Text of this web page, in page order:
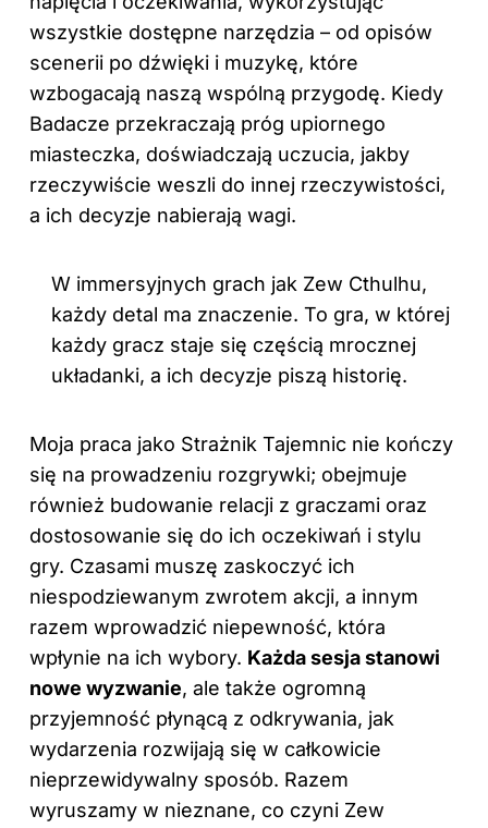
wszystkie dostępne narzędzia – od opisów
scenerii po dźwięki i muzykę, które
wzbogacają naszą wspólną przygodę. Kiedy
Badacze przekraczają próg upiornego
miasteczka, doświadczają uczucia, jakby
rzeczywiście weszli do innej rzeczywistości,
a ich decyzje nabierają wagi.
W immersyjnych grach jak Zew Cthulhu,
każdy detal ma znaczenie. To gra, w której
każdy gracz staje się częścią mrocznej
układanki, a ich decyzje piszą historię.
Moja praca jako Strażnik Tajemnic nie kończy
się na prowadzeniu rozgrywki; obejmuje
również budowanie relacji z graczami oraz
dostosowanie się do ich oczekiwań i stylu
gry. Czasami muszę zaskoczyć ich
niespodziewanym zwrotem akcji, a innym
razem wprowadzić niepewność, która
wpłynie na ich wybory. Każda sesja stanowi
nowe wyzwanie, ale także ogromną
przyjemność płynącą z odkrywania, jak
wydarzenia rozwijają się w całkowicie
nieprzewidywalny sposób. Razem
wyruszamy w nieznane, co czyni Zew